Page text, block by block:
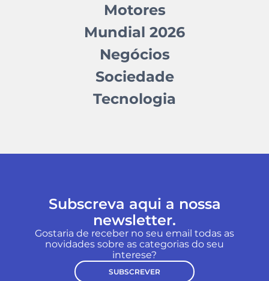
Motores
Mundial 2026
Negócios
Sociedade
Tecnologia
Subscreva aqui a nossa
newsletter.
Gostaria de receber no seu email todas as
novidades sobre as categorias do seu
interese?
SUBSCREVER